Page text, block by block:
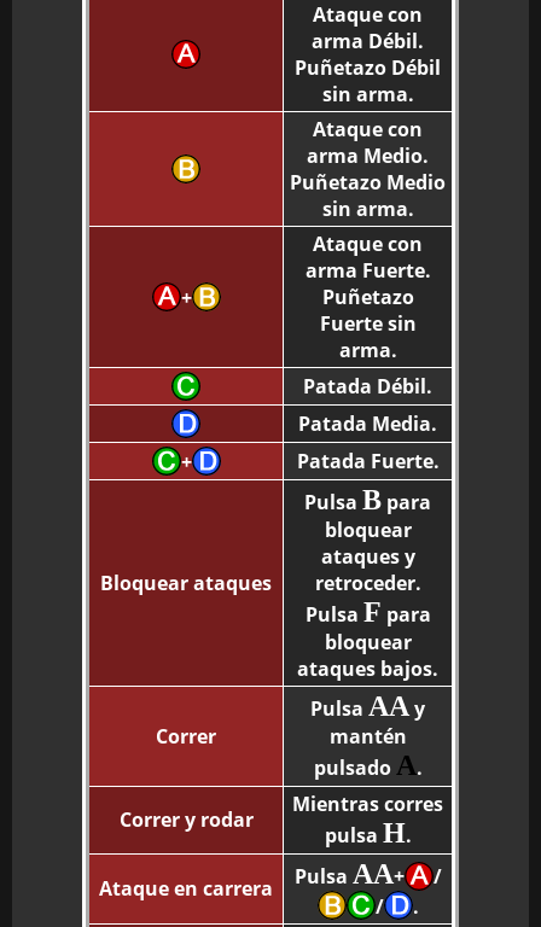
Ataque con
arma Débil.
Puñetazo Débil
sin arma.
Ataque con
arma Medio.
Puñetazo Medio
sin arma.
+
Ataque con
arma Fuerte.
Puñetazo
Fuerte sin
arma.
Patada Débil.
Patada Media.
+
Patada Fuerte.
Bloquear ataques
Pulsa B para
bloquear
ataques y
retroceder.
Pulsa F para
bloquear
ataques bajos.
Correr
Pulsa AAy
mantén
pulsado A.
Correr y rodar
Mientras corres
pulsa H.
Ataque en carrera
Pulsa AA+
/
/
.